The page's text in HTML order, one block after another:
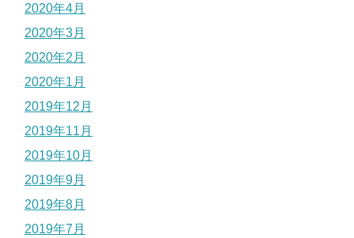
2020年4月
2020年3月
2020年2月
2020年1月
2019年12月
2019年11月
2019年10月
2019年9月
2019年8月
2019年7月